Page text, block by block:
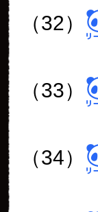
（32）
（33）
（34）